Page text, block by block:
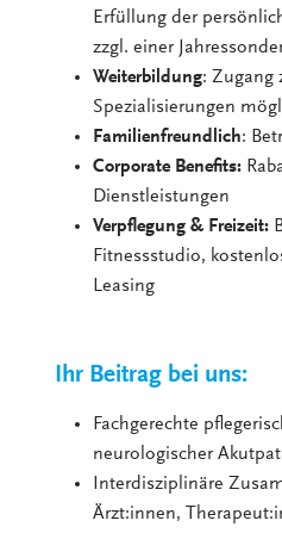
Erfüllung der
zzgl. einer
Weiterbildung: Zugang
Spezialisierungen
Familienfreundlich:
Corporate Benefits:
Dienstleistungen
Verpflegung & Freizeit:
Fitnessstudio,
Leasing
Ihr Beitrag bei uns:
Fachgerechte
neurologischer
Interdisziplinäre
Ärzt:innen,